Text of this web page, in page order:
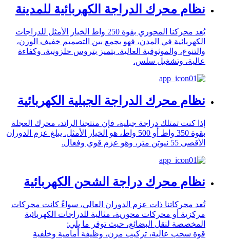
نظام محرك الدراجة الكهربائية للمدينة
يُعد محركنا المحوري بقوة 250 واط الخيار الأمثل للدراجات
الكهربائية في المدن، فهو يجمع بين التصميم خفيف الوزن،
والتنوع، والموثوقية العالية. يتميز بتروس حلزونية، وكفاءة
عالية، وتشغيل سلس.
نظام محرك الدراجة الجبلية الكهربائية
إذا كنت تمتلك دراجة جبلية، فإن منتجنا الرائد، محرك العجلة
بقوة 350 واط أو 500 واط، هو الخيار الأمثل. يبلغ عزم الدوران
الأقصى 55 نيوتن متر، وهو عزم قوي وفعال.
نظام محرك دراجة الشحن الكهربائية
تُعد محركاتنا ذات عزم الدوران العالي، سواءً كانت محركات
مركزية أو محركات محورية، مثالية للدراجات الكهربائية
المخصصة لنقل البضائع، حيث توفر ما يلي:
قوة سحب عالية، تركيب مرن، وظيفة أمامية وخلفية